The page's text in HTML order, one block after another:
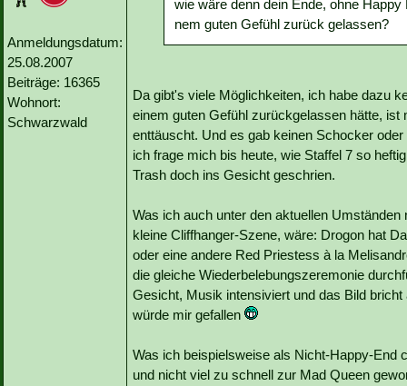
Anmeldungsdatum:
25.08.2007
Beiträge: 16365
Wohnort:
Schwarzwald
wie wäre denn dein Ende, ohne
nem guten Gefühl zurück gelassen?
Da gibt's viele Möglichkeiten, ich habe dazu
einem guten Gefühl zurückgelassen hätte, ist
enttäuscht. Und es gab keinen Schocker
ich frage mich bis heute, wie Staffel 7 so
Trash doch ins Gesicht geschrien.
Was ich auch unter den aktuellen
kleine Cliffhanger-Szene, wäre: Drogon hat
oder eine andere Red Priestess à la
die gleiche Wiederbelebungszeremonie
Gesicht, Musik intensiviert und das Bild
würde mir gefallen
Was ich beispielsweise als Nicht-Happy-End
und nicht viel zu schnell zur Mad Queen